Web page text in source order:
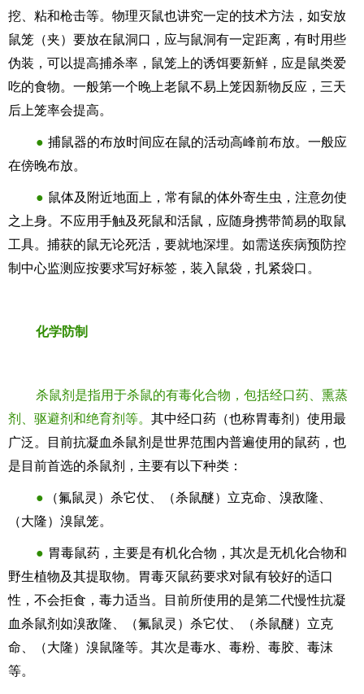
挖、粘和枪击等。物理灭鼠也讲究一定的技术方法，如安放
鼠笼（夹）要放在鼠洞口，应与鼠洞有一定距离，有时用些
伪装，可以提高捕杀率，鼠笼上的诱饵要新鲜，应是鼠类爱
吃的食物。一般第一个晚上老鼠不易上笼因新物反应，三天
后上笼率会提高。
● 捕鼠器的布放时间应在鼠的活动高峰前布放。一般应
在傍晚布放。
● 鼠体及附近地面上，常有鼠的体外寄生虫，注意勿使
之上身。不应用手触及死鼠和活鼠，应随身携带简易的取鼠
工具。捕获的鼠无论死活，要就地深埋。如需送疾病预防控
制中心监测应按要求写好标签，装入鼠袋，扎紧袋口。
化学防制
杀鼠剂是指用于杀鼠的有毒化合物，包括经口药、熏蒸
剂、驱避剂和绝育剂等。 其中经口药（也称胃毒剂）使用最
广泛。目前抗凝血杀鼠剂是世界范围内普遍使用的鼠药，也
是目前首选的杀鼠剂，主要有以下种类：
●
（氟鼠灵）杀它仗、（杀鼠醚）立克命、溴敌隆、
（大隆）溴鼠笼。
● 胃毒鼠药，主要是有机化合物，其次是无机化合物和
野生植物及其提取物。胃毒灭鼠药要求对鼠有较好的适口
性，不会拒食，毒力适当。目前所使用的是第二代慢性抗凝
血杀鼠剂如溴敌隆、（氟鼠灵）杀它仗、（杀鼠醚）立克
命、（大隆）溴鼠隆等。其次是毒水、毒粉、毒胶、毒沫
等。